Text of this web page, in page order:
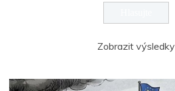
Zobrazit výsledky